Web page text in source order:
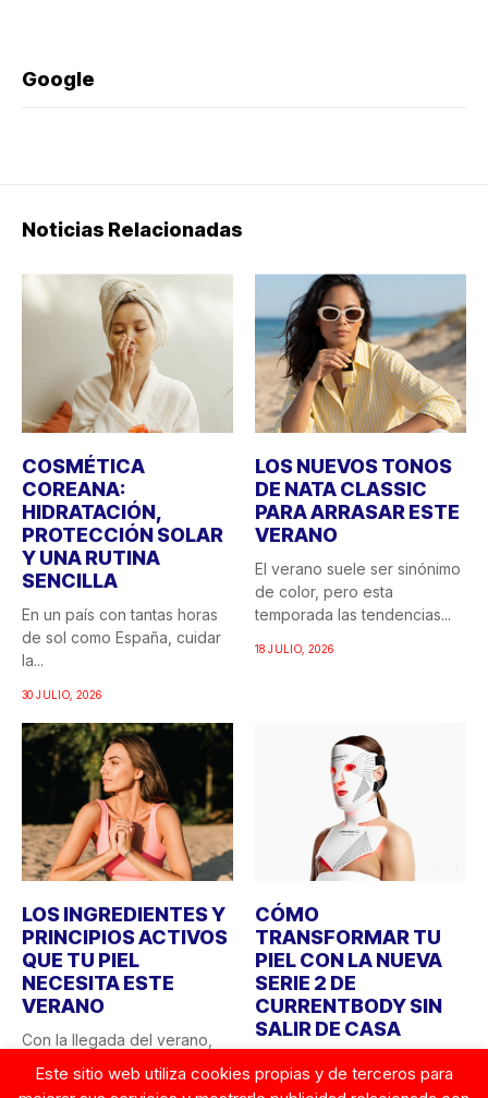
Google
Noticias Relacionadas
COSMÉTICA
COREANA:
HIDRATACIÓN,
PROTECCIÓN SOLAR
Y UNA RUTINA
SENCILLA
En un país con tantas horas
de sol como España, cuidar
la...
30 JULIO, 2026
LOS NUEVOS TONOS
DE NATA CLASSIC
PARA ARRASAR ESTE
VERANO
El verano suele ser sinónimo
de color, pero esta
temporada las tendencias...
18 JULIO, 2026
LOS INGREDIENTES Y
PRINCIPIOS ACTIVOS
QUE TU PIEL
NECESITA ESTE
VERANO
Con la llegada del verano,
cambian. La...
CÓMO
TRANSFORMAR TU
PIEL CON LA NUEVA
SERIE 2 DE
CURRENTBODY SIN
SALIR DE CASA
vez con tener acceso a los
Este sitio web utiliza cookies propias y de terceros para